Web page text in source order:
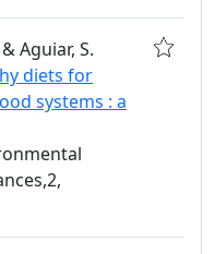
Aguiar, S.
diets for
systems : a